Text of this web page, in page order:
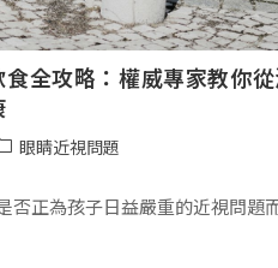
全攻略：權威專家教你
眼睛近視問題
否正為孩子日益嚴重的近視問題